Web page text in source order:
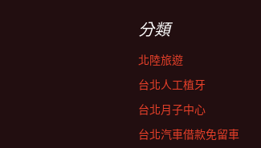
分類
北陸旅遊
台北人工植牙
台北月子中心
台北汽車借款免留車